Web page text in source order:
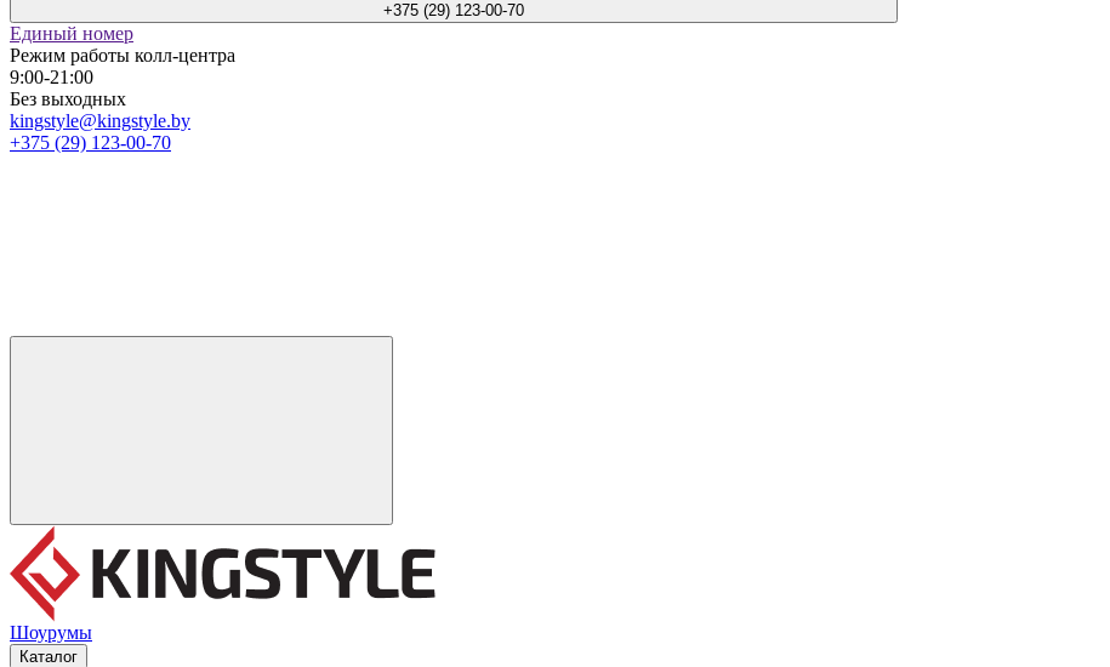
+375 (29) 123-00-70
Единый номер
Режим работы колл-центра
9:00-21:00
Без выходных
kingstyle@kingstyle.by
+375 (29) 123-00-70
Шоурумы
Каталог